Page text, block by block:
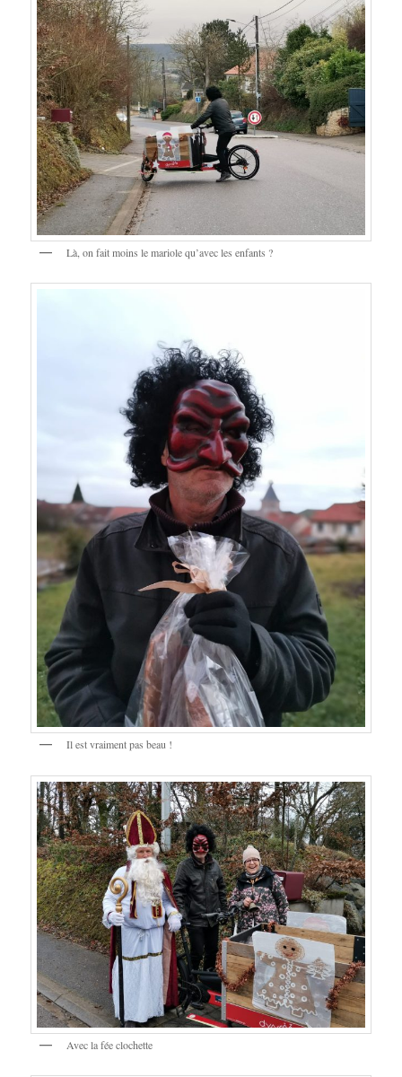
Là, on fait moins le mariole qu’avec les enfants ?
Il est vraiment pas beau !
Avec la fée clochette